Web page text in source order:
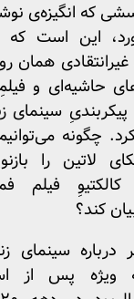
که انگیزه‌ی
این است که
غیرانتقادی
حاشیه‌ای و فیلمِ
سینمای
چگونه
لاتین را
‌کالکتیوِ فیلم
کند؟
درباره سینمای
پس از